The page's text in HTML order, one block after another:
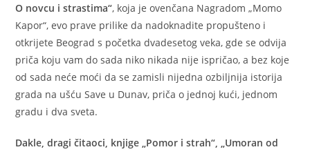
O novcu i strastima“, koja je ovenčana Nagradom „Momo
Kapor“, evo prave prilike da nadoknadite propušteno i
otkrijete Beograd s početka dvadesetog veka, gde se odvija
priča koju vam do sada niko nikada nije ispričao, a bez koje
od sada neće moći da se zamisli nijedna ozbiljnija istorija
grada na ušću Save u Dunav, priča o jednoj kući, jednom
gradu i dva sveta.
Dakle, dragi čitaoci, knjige „Pomor i strah“, „Umoran od